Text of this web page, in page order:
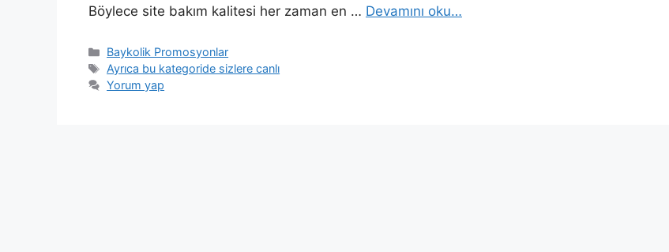
Böylece site bakım kalitesi her zaman en … Devamını oku…
Kategoriler
Baykolik Promosyonlar
Etiketler
Ayrıca bu kategoride sizlere canlı
Yorum yap